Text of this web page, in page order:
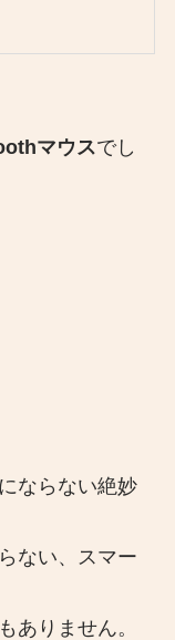
マウスでし
ならない絶妙
ない、スマー
ありません。